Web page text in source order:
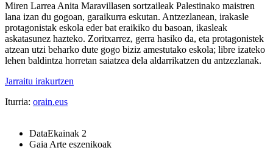
Miren Larrea Anita Maravillasen sortzaileak Palestinako maistren
lana izan du gogoan, garaikurra eskutan. Antzezlanean, irakasle
protagonistak eskola eder bat eraikiko du basoan, ikasleak
askatasunez hazteko. Zoritxarrez, gerra hasiko da, eta protagonistek
atzean utzi beharko dute gogo biziz amestutako eskola; libre izateko
lehen baldintza horretan saiatzea dela aldarrikatzen du antzezlanak.
Jarraitu irakurtzen
Iturria: orain.eus
DataEkainak 2
GaiaArte eszenikoak